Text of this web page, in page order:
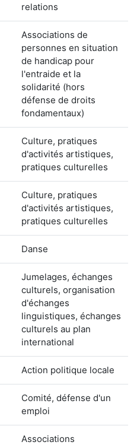
relations
Associations de
personnes en situation
de handicap pour
l'entraide et la
solidarité (hors
défense de droits
fondamentaux)
Culture, pratiques
d'activités artistiques,
pratiques culturelles
Culture, pratiques
d'activités artistiques,
pratiques culturelles
Danse
Jumelages, échanges
culturels, organisation
d'échanges
linguistiques, échanges
culturels au plan
international
Action politique locale
Comité, défense d'un
emploi
Associations